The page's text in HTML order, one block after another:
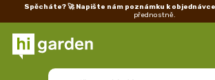
Spěcháte? 🚀 Napište nám poznámku k objednávce
přednostně.